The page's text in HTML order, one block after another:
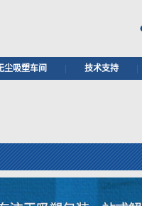
尘吸塑车间 技术支持